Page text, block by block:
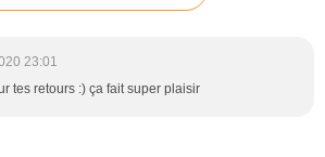
23:01
tes retours :) ça fait super plaisir